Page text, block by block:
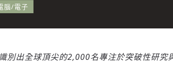
腦/電子
別出全球頂尖的2,000名專注於突破性研究